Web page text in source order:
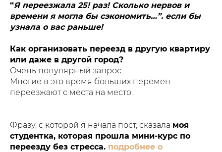
“Я переезжала 25! раз! Сколько нервов и
времени я могла бы сэкономить…”. если бы
узнала о вас раньше!
Как организовать переезд в другую квартиру
или даже в другой город?
Очень популярный запрос.
Многие в это время больших перемен
переезжают с места на место.
Фразу, с которой я начала пост, сказала моя
студентка, которая прошла мини-курс по
переезду без стресса. подробнее о